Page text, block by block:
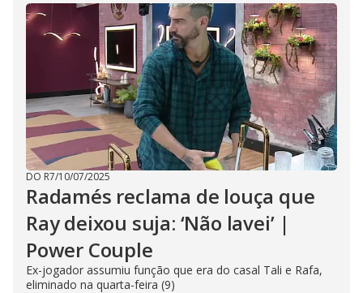
DO R7/10/07/2025
Radamés reclama de louça que
Ray deixou suja: ‘Não lavei’ |
Power Couple
Ex-jogador assumiu função que era do casal Tali e Rafa,
eliminado na quarta-feira (9)